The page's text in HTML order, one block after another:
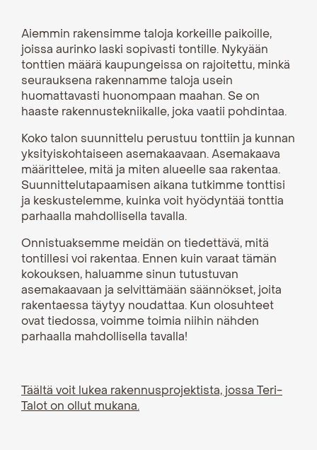
Aiemmin rakensimme taloja korkeille paikoille,
joissa aurinko laski sopivasti tontille. Nykyään
tonttien määrä kaupungeissa on rajoitettu, minkä
seurauksena rakennamme taloja usein
huomattavasti huonompaan maahan. Se on
haaste rakennustekniikalle, joka vaatii pohdintaa.
Koko talon suunnittelu perustuu tonttiin ja kunnan
yksityiskohtaiseen asemakaavaan. Asemakaava
määrittelee, mitä ja miten alueelle saa rakentaa.
Suunnittelutapaamisen aikana tutkimme tonttisi
ja keskustelemme, kuinka voit hyödyntää tonttia
parhaalla mahdollisella tavalla.
Onnistuaksemme meidän on tiedettävä, mitä
tontillesi voi rakentaa. Ennen kuin varaat tämän
kokouksen, haluamme sinun tutustuvan
asemakaavaan ja selvittämään säännökset, joita
rakentaessa täytyy noudattaa. Kun olosuhteet
ovat tiedossa, voimme toimia niihin nähden
parhaalla mahdollisella tavalla!
Täältä voit lukea rakennusprojektista, jossa Teri-
Talot on ollut mukana.